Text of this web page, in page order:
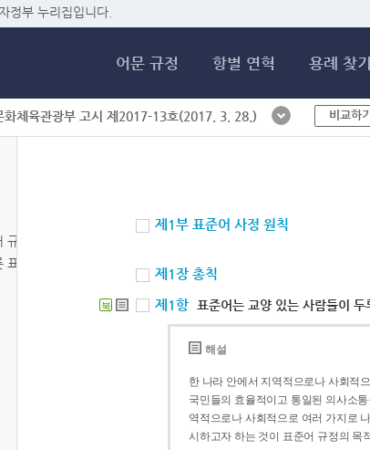
정부 누리집입니다.
어문 규정 항별 연혁 용례 찾기
체육관광부 고시 제2017-13호(2017. 3. 28.) 비교하기
정
준어 규정
제1부 표준어 사정 원칙
제1장 총칙
북 제1항 표준어는 교양 있는 사람들이
해설
한 나라 안에서 지역적으로나 사회적
국민들의 효율적이고 통일된 의사소
역적으로나 사회적으로 여러 가지로
시하고자 하는 것이 표준어 규정의 목